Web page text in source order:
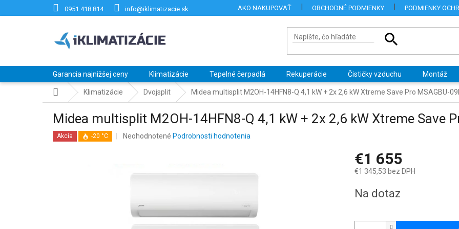
0951 418 814 info@iklimatizacie.sk AKO NAKUPOVAŤ OBCHODNÉ PODMIENKY PODMIENKY
Garancia najnižšej ceny Klimatizácie Tepelné čerpadlá Rekuperácie Čističky vzduchu Montáž
DomovKlimatizácie Dvojsplit Midea multisplit M2OH-14HFN8-Q 4,1 kW + 2x 2,6 kW Xtreme Save Pro MSAGBU-
Midea multisplit M2OH-14HFN8-Q 4,1 kW + 2x 2,6 kW Xtreme Save
Akcia -20 °C
Priemerné
hviezdičiek.
Neohodnotené Podrobnosti hodnotenia
€1 655
€1 345,53 bez DPH
cena:
Na dotaz